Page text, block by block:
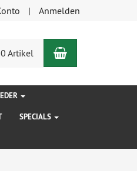
Anmelden
0 Artikel Warenkorb
SPECIALS